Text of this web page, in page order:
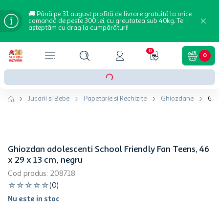
🚚 Până pe 31 august profită de livrare gratuită la orice
comandă de peste 300 lei, cu greutatea sub 40kg. Te
așteptăm cu drag la cumpărături!
0
0
Jucarii si Bebe Papetarie si Rechizite Ghiozdane
Ghiozdan adolescenti School Friendly Fan Teens, 46
x 29 x 13 cm, negru
Cod produs: 208718
☆ ☆ ☆ ☆ ☆(0)
Nu este in stoc